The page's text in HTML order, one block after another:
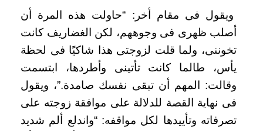
ويقول فى مقام أخر: “حاولت هذه المرة أن
أصلب ظهرى فى وجوههم، لكن الغضاريف كانت
تخوننى، ولما قلت لزوجتى هذا شاكيًا فى لحظة
يأس، طالما كانت تأتينى وأطردها، ابتسمت
وقالت: المهم أن تبقى نفسك صامدة.”، ويقول
فى نهاية القصة للدلالة على موافقة زوجته على
تصرفاته وتأييدها لكل مواقفه: “واندلع ألم شديد